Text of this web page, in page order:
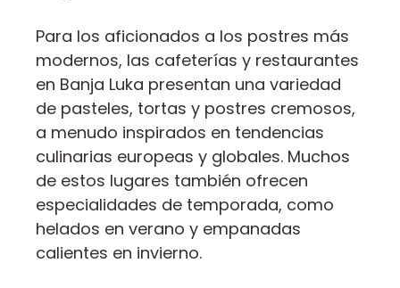
Para los aficionados a los postres más
modernos, las cafeterías y restaurantes
en Banja Luka presentan una variedad
de pasteles, tortas y postres cremosos,
a menudo inspirados en tendencias
culinarias europeas y globales. Muchos
de estos lugares también ofrecen
especialidades de temporada, como
helados en verano y empanadas
calientes en invierno.